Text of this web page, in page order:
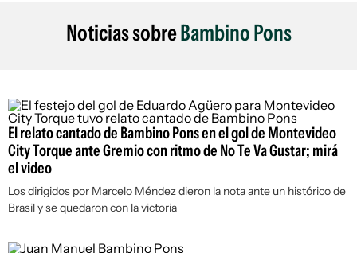
Noticias sobreBambino Pons
El relato cantado de Bambino Pons en el gol de Montevideo
City Torque ante Gremio con ritmo de No Te Va Gustar; mirá
el video
Los dirigidos por Marcelo Méndez dieron la nota ante un histórico de
Brasil y se quedaron con la victoria